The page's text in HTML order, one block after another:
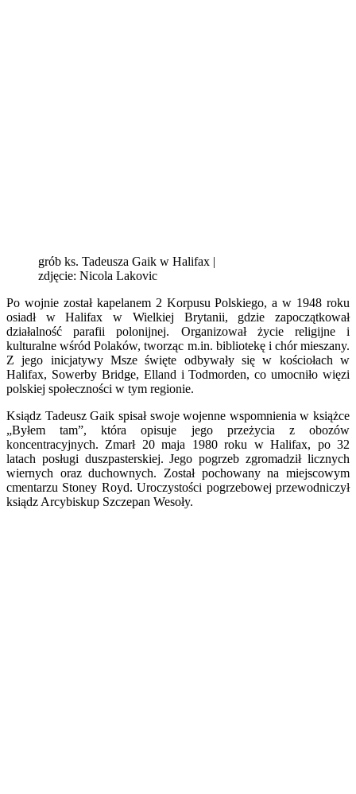
grób ks. Tadeusza Gaik w Halifax |
zdjęcie: Nicola Lakovic
Po wojnie został kapelanem 2 Korpusu Polskiego, a w 1948 roku
osiadł w Halifax w Wielkiej Brytanii, gdzie zapoczątkował
działalność parafii polonijnej. Organizował życie religijne i
kulturalne wśród Polaków, tworząc m.in. bibliotekę i chór mieszany.
Z jego inicjatywy Msze święte odbywały się w kościołach w
Halifax, Sowerby Bridge, Elland i Todmorden, co umocniło więzi
polskiej społeczności w tym regionie.
Ksiądz Tadeusz Gaik spisał swoje wojenne wspomnienia w książce
„Byłem tam”, która opisuje jego przeżycia z obozów
koncentracyjnych. Zmarł 20 maja 1980 roku w Halifax, po 32
latach posługi duszpasterskiej. Jego pogrzeb zgromadził licznych
wiernych oraz duchownych. Został pochowany na miejscowym
cmentarzu Stoney Royd. Uroczystości pogrzebowej przewodniczył
ksiądz Arcybiskup Szczepan Wesoły.